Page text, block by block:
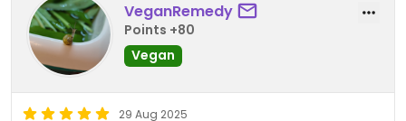
VeganRemedy
Points +80
Vegan
29 Aug 2025